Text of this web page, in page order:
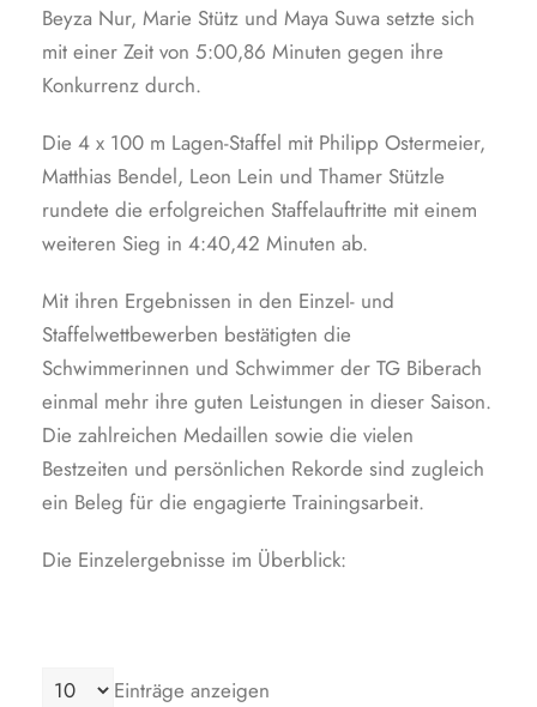
Beyza Nur, Marie Stütz und Maya Suwa setzte sich
mit einer Zeit von 5:00,86 Minuten gegen ihre
Konkurrenz durch.
Die 4 x 100 m Lagen-Staffel mit Philipp Ostermeier,
Matthias Bendel, Leon Lein und Thamer Stützle
rundete die erfolgreichen Staffelauftritte mit einem
weiteren Sieg in 4:40,42 Minuten ab.
Mit ihren Ergebnissen in den Einzel- und
Staffelwettbewerben bestätigten die
Schwimmerinnen und Schwimmer der TG Biberach
einmal mehr ihre guten Leistungen in dieser Saison.
Die zahlreichen Medaillen sowie die vielen
Bestzeiten und persönlichen Rekorde sind zugleich
ein Beleg für die engagierte Trainingsarbeit.
Die Einzelergebnisse im Überblick:
Einträge anzeigen